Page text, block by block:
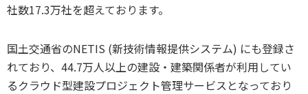
社数17.3万社を超えております。
国土交通省のNETIS (新技術情報提供システム) にも登録さ
れており、44.7万人以上の建設・建築関係者が利用してい
るクラウド型建設プロジェクト管理サービスとなっており